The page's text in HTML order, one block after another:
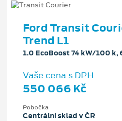
Ford Transit
Trend L1
1.0 EcoBoost 74 kW/100 k,
Vaše cena s DPH
550 066 Kč
Pobočka
Centrální sklad v ČR